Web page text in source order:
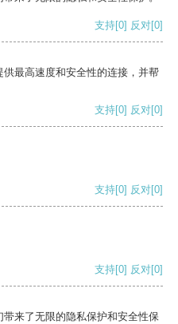
支持[0] 反对[0]
最高速度和安全性的连接，并帮
支持[0] 反对[0]
支持[0] 反对[0]
支持[0] 反对[0]
来了无限的隐私保护和安全性保